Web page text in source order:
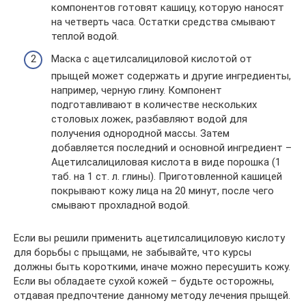
компонентов готовят кашицу, которую наносят
на четверть часа. Остатки средства смывают
теплой водой.
Маска с ацетилсалициловой кислотой от
прыщей может содержать и другие ингредиенты,
например, черную глину. Компонент
подготавливают в количестве нескольких
столовых ложек, разбавляют водой для
получения однородной массы. Затем
добавляется последний и основной ингредиент –
Ацетилсалициловая кислота в виде порошка (1
таб. на 1 ст. л. глины). Приготовленной кашицей
покрывают кожу лица на 20 минут, после чего
смывают прохладной водой.
Если вы решили применить ацетилсалициловую кислоту
для борьбы с прыщами, не забывайте, что курсы
должны быть короткими, иначе можно пересушить кожу.
Если вы обладаете сухой кожей – будьте осторожны,
отдавая предпочтение данному методу лечения прыщей.